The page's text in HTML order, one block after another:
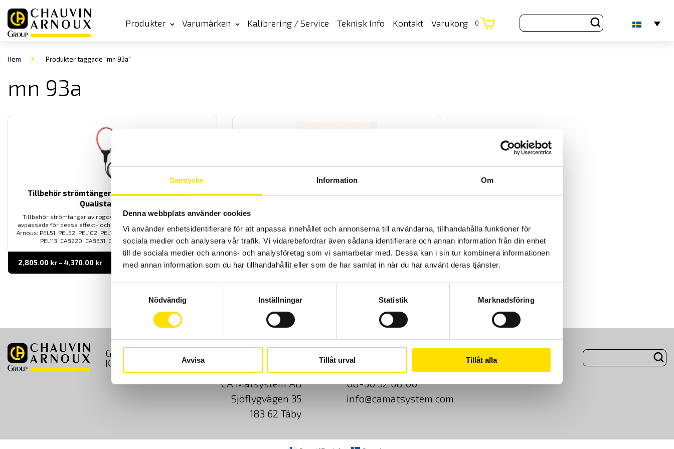
Samtycke Information Om
Denna webbplats använder cookies
Vi använder enhetsidentifierare för att anpassa innehållet och annonserna till användarna, tillhandahålla funktioner för
sociala medier och analysera vår trafik. Vi vidarebefordrar även sådana identifierare och annan information från din enhet
till de sociala medier och annons- och analysföretag som vi samarbetar med. Dessa kan i sin tur kombinera informationen
med annan information som du har tillhandahållit eller som de har samlat in när du har använt deras tjänster.
Nödvändig
Inställningar Statistik Marknadsföring
Avvisa Tillåt urval Tillåt alla
Produkter Varumärken Kalibrering / Service Teknisk Info Kontakt Varukorg 0
Hem Produkter taggade "mn 93a"
mn 93a
Tillbehör strömtänger MiniFlex & AmpFlex till
Qualistar och PEL
Tillbehör strömtänger av rogowskityp med anslutningskontakt
avpassade för dessa effekt- och energianalysatorer från Chauvin-
Arnoux: PEL51, PEL52, PEL102, PEL103, PEL104, PEL105, PEL106, PEL112,
PEL113, CA8220, CA8331, CA8333, CA8336, CA83435.
2,805.00 kr – 4,370.00 krPrisintervall:
2,805.00 kr
till
4,370.00 kr
LÄS MER
Tillbehör strömtänger fasta modeller till Qualistar
Tillbehör strömtänger med anslutningskontakt avpassade för
dessa effekt- och energianalysatorer från Chauvin-Arnoux: PEL51,
PEL52, PEL102, PEL103, PEL104, PEL105, PEL106, PEL112, PEL113, PEL115,
CA8220, CA8331, CA8333, CA8334, CA8335, CA8336, CA83435.
2,420.00kr– 26,930.00krPrisintervall:
2,420.00 kr
26,930.00 kr
LÄS MER
GDPR Cookies Klagomål Kundundersökning
Kontakt
CA Mätsystem AB
Sjöflygvägen 35
183 62 Täby
08-50 52 68 00
info@camatsystem.com